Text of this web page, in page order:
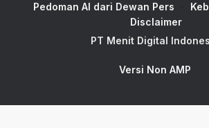
Pedoman AI dari Dewan Pers
Disclaimer
PT Menit Digital
Versi Non AMP